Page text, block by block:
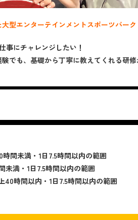
型エンターテインメントスポーツパーク
事にチャレンジしたい！
でも、基礎から丁寧に教えてくれる研
間未満・1日7.5時間以内の範囲
未満・1日7.5時間以内の範囲
40時間以内・1日7.5時間以内の範囲